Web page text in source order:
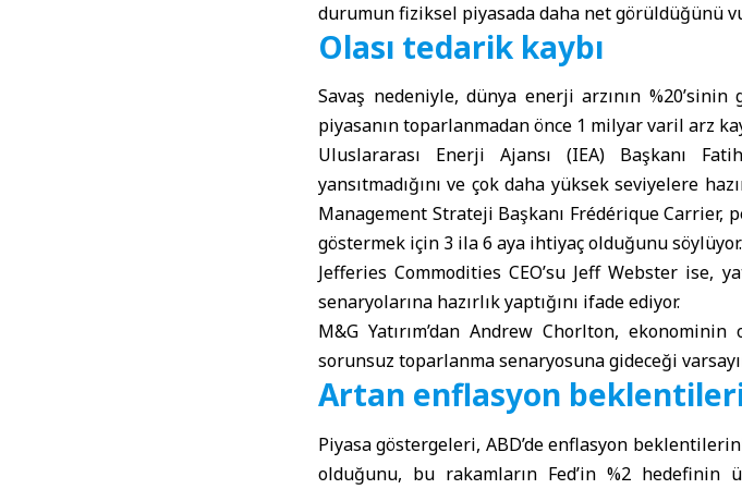
durumun fiziksel piyasada daha net görüldüğünü
Olası tedarik kaybı
Savaş nedeniyle, dünya enerji arzının
piyasanın toparlanmadan önce 1 milyar varil arz
Uluslararası Enerji Ajansı (IEA) Başkanı
yansıtmadığını ve çok daha yüksek seviyelere
Management Strateji Başkanı Frédérique Carrier,
göstermek için 3 ila 6 aya ihtiyaç olduğunu söylüyor.
Jefferies Commodities CEO’su Jeff Webster ise,
senaryolarına hazırlık yaptığını ifade ediyor.
M&G Yatırım’dan Andrew Chorlton,
sorunsuz toparlanma senaryosuna gideceği
Artan enflasyon
Piyasa göstergeleri, ABD’de enflasyon
olduğunu, bu rakamların Fed’in %2 hedefinin